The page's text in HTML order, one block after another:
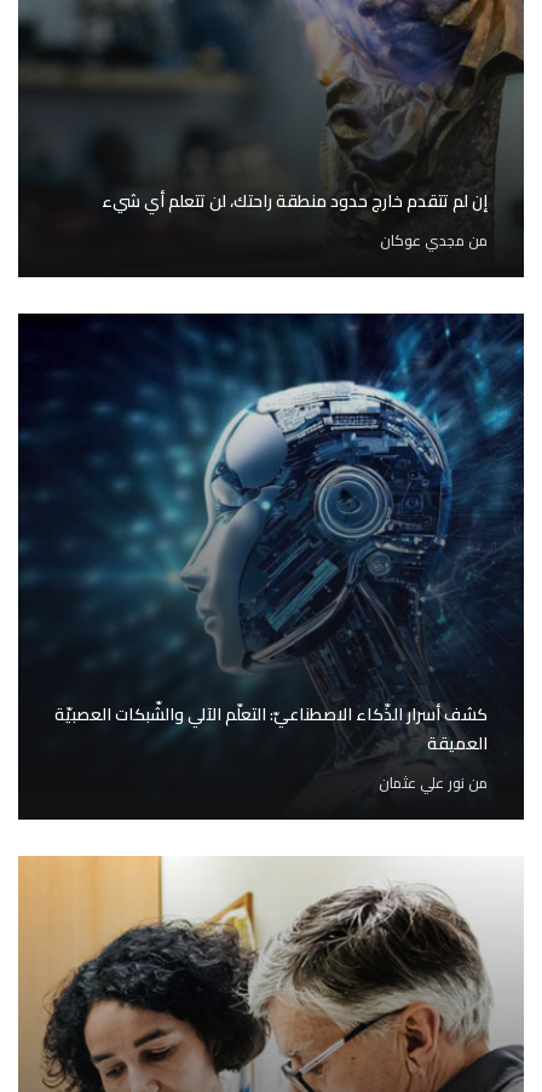
إن لم تتقدم خارج حدود منطقة راحتك، لن تتعلم أي شيء
من مجدي عوكان
كشف أسرار الذّكاء الاصطناعيّ: التعلّم الآلي والشّبكات العصبيّة
العميقة
من نور علي عثمان